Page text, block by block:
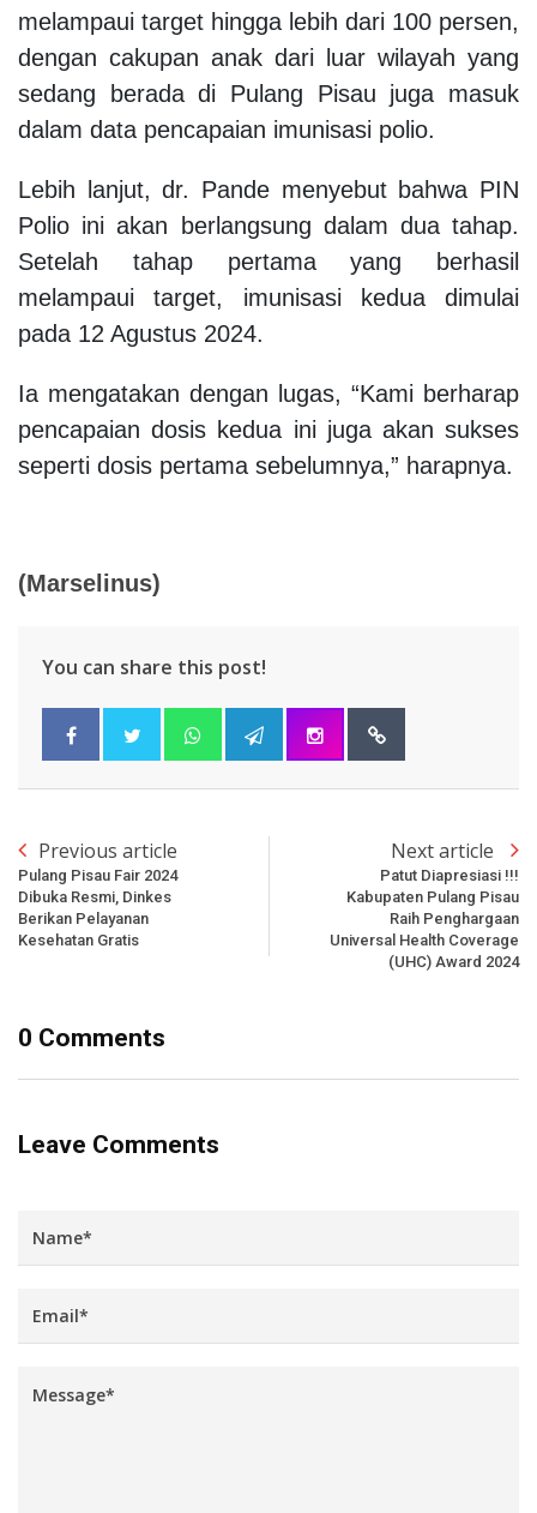
melampaui target hingga lebih dari 100 persen,
dengan cakupan anak dari luar wilayah yang
sedang berada di Pulang Pisau juga masuk
dalam data pencapaian imunisasi polio.
Lebih lanjut, dr. Pande menyebut bahwa PIN
Polio ini akan berlangsung dalam dua tahap.
Setelah tahap pertama yang berhasil
melampaui target, imunisasi kedua dimulai
pada 12 Agustus 2024.
Ia mengatakan dengan lugas, “Kami berharap
pencapaian dosis kedua ini juga akan sukses
seperti dosis pertama sebelumnya,” harapnya.
(Marselinus)
You can share this post!
Previous article
Pulang Pisau Fair 2024
Dibuka Resmi, Dinkes
Berikan Pelayanan
Kesehatan Gratis
Next article
Patut Diapresiasi !!!
Kabupaten Pulang Pisau
Raih Penghargaan
Universal Health Coverage
(UHC) Award 2024
0 Comments
Leave Comments